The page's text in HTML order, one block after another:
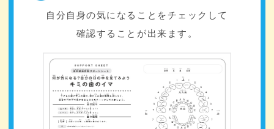
自分自身の気になることをチェックして
確認することが出来ます。